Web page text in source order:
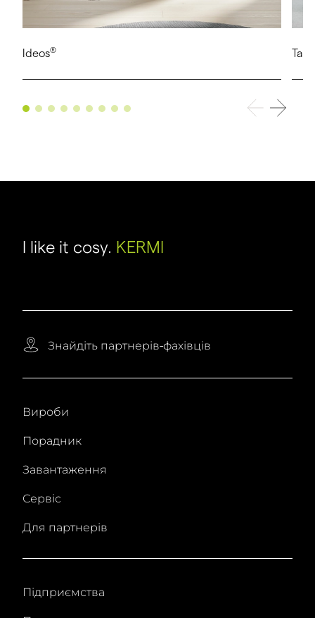
Ideos®
I like it cosy. KERMI
Знайдіть партнерів-фахівців
Вироби
Порадник
Завантаження
Сервіс
Для партнерів
Підприємства